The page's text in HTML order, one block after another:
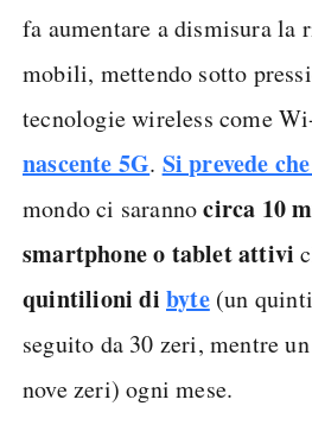
fa aumentare a dismisura la
mobili, mettendo sotto
tecnologie wireless come
nascente 5G. Si prevede
mondo ci sarannocirca 10
smartphone o tablet attivi
quintilioni di byte(un
seguito da 30 zeri, mentre
nove zeri) ogni mese.